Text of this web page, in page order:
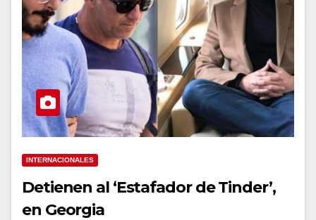
INTERNACIONALES
Detienen al ‘Estafador de Tinder’,
en Georgia